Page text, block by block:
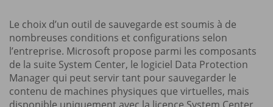
Le choix d’un outil de sauvegarde est soumis à de
nombreuses conditions et configurations selon
l’entreprise. Microsoft propose parmi les composants
de la suite System Center, le logiciel Data Protection
Manager qui peut servir tant pour sauvegarder le
contenu de machines physiques que virtuelles, mais